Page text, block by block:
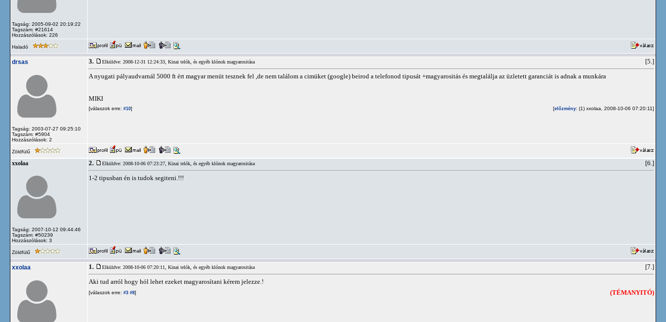
Tagság: 2005-09-02 20:19:22
Tagszám: #21614
Hozzászólások: 226
Haladó
drsas
Tagság: 2003-07-27 09:25:10
Tagszám: #5904
Hozzászólások: 2
3. Elküldve: 2008-12-31 12:24:33, Kinai telók, és egyéb klónok magyarositása [5.]
A nyugati pályaudvarnál 5000 ft ért magyar menüt tesznek fel ,de nem találom a cimüket (google) beirod a telefonod tipusát +magyarositás és megtalálja az üzletett garanciát is adnak a munkára
MIKI
[válaszok erre: #10] [előzmény: (1) xxolaa, 2008-10-06 07:20:11]
Zöldfülű
xxolaa
Tagság: 2007-10-12 09:44:46
Tagszám: #50239
Hozzászólások: 3
2. Elküldve: 2008-10-06 07:23:27, Kinai telók, és egyéb klónok magyarositása [6.]
1-2 tipusban én is tudok segiteni.!!!
Zöldfülű
xxolaa 1. Elküldve: 2008-10-06 07:20:11, Kinai telók, és egyéb klónok magyarositása [7.]
Aki tud arról hogy hól lehet ezeket magyarosítani kérem jelezze.!
[válaszok erre: #3 #8] (TÉMANYITÓ)